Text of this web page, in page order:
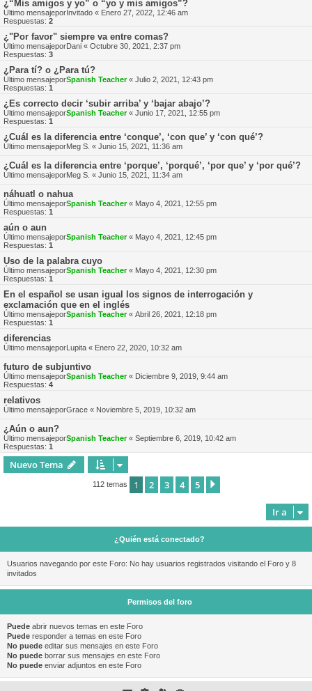
¿“Mis amigos y yo” o “yo y mis amigos”?
Último mensajeporInvitado « Enero 27, 2022, 12:46 am
Respuestas: 2
¿"Por favor" siempre va entre comas?
Último mensajeporDani « Octubre 30, 2021, 2:37 pm
Respuestas: 3
¿Para tí? o ¿Para tú?
Último mensajeporSpanish Teacher« Julio 2, 2021, 12:43 pm
Respuestas: 1
¿Es correcto decir ‘subir arriba’ y ‘bajar abajo’?
Último mensajeporSpanish Teacher« Junio 17, 2021, 12:55 pm
Respuestas: 1
¿Cuál es la diferencia entre ‘conque’, ‘con que’ y ‘con qué’?
Último mensajeporMeg S. « Junio 15, 2021, 11:36 am
¿Cuál es la diferencia entre ‘porque’, ‘porqué’, ‘por que’ y ‘por qué’?
Último mensajeporMeg S. « Junio 15, 2021, 11:34 am
náhuatl o nahua
Último mensajeporSpanish Teacher« Mayo 4, 2021, 12:55 pm
Respuestas: 1
aún o aun
Último mensajeporSpanish Teacher« Mayo 4, 2021, 12:45 pm
Respuestas: 1
Uso de la palabra cuyo
Último mensajeporSpanish Teacher« Mayo 4, 2021, 12:30 pm
Respuestas: 1
En el español se usan igual los signos de interrogación y
exclamación que en el inglés
Último mensajeporSpanish Teacher« Abril 26, 2021, 12:18 pm
Respuestas: 1
diferencias
Último mensajeporLupita « Enero 22, 2020, 10:32 am
futuro de subjuntivo
Último mensajeporSpanish Teacher« Diciembre 9, 2019, 9:44 am
Respuestas: 4
relativos
Último mensajeporGrace « Noviembre 5, 2019, 10:32 am
¿Aún o aun?
Último mensajeporSpanish Teacher« Septiembre 6, 2019, 10:42 am
Respuestas: 1
Nuevo Tema
112 temas 1 2 3 4 5
Ir a
¿Quién está conectado?
Usuarios navegando por este Foro: No hay usuarios registrados visitando el Foro y 8
invitados
Permisos del foro
Puede abrir nuevos temas en este Foro
Puede responder a temas en este Foro
No puede editar sus mensajes en este Foro
No puede borrar sus mensajes en este Foro
No puede enviar adjuntos en este Foro